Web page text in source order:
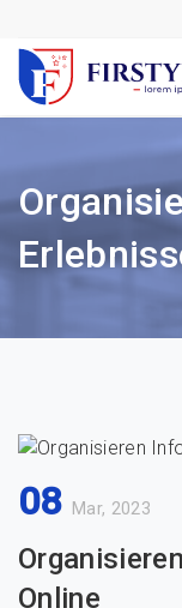
08 Mar, 2023
Online